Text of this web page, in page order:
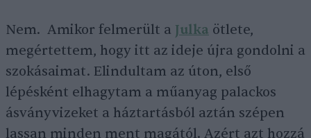
Nem. Amikor felmerült a Julka ötlete,
megértettem, hogy itt az ideje újra gondolni a
szokásaimat. Elindultam az úton, első
lépésként elhagytam a műanyag palackos
ásványvizeket a háztartásból aztán szépen
lassan minden ment magától. Azért azt hozzá